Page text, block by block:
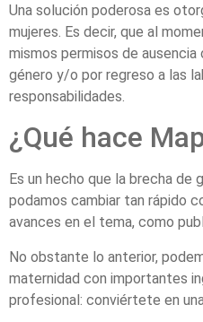
Una solución poderosa es
mujeres. Es decir, que al
mismos permisos de
género y/o por regreso a las
responsabilidades.
¿Qué hace
Es un hecho que la brecha
podamos cambiar tan rápido
avances en el tema, como
No obstante lo anterior,
maternidad con importantes
profesional: conviértete en